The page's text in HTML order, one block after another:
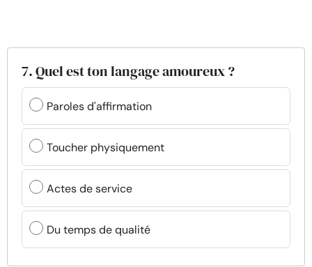
7. Quel est ton langage amoureux ?
Paroles d'affirmation
Toucher physiquement
Actes de service
Du temps de qualité